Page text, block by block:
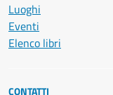
Luoghi
Eventi
Elenco libri
CONTATTI